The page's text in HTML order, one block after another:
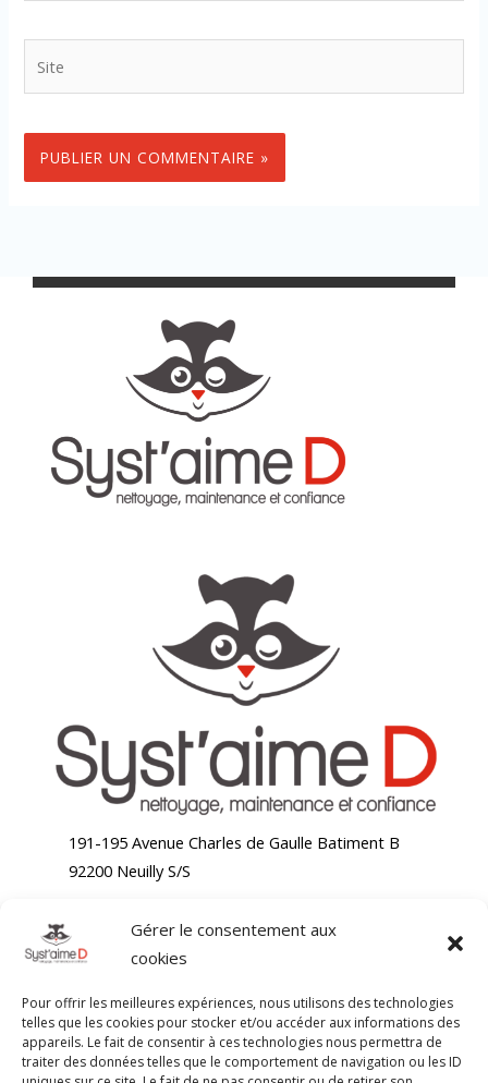
Gérer le consentement aux
cookies
Pour offrir les meilleures expériences, nous utilisons des technologies
telles que les cookies pour stocker et/ou accéder aux informations des
appareils. Le fait de consentir à ces technologies nous permettra de
traiter des données telles que le comportement de navigation ou les ID
191-195 Avenue Charles de Gaulle Batiment B
92200 Neuilly S/S
Accueil
Nettoyage bureaux
Nettoyage moquette
Nettoyage chaises de bureaux
Blog